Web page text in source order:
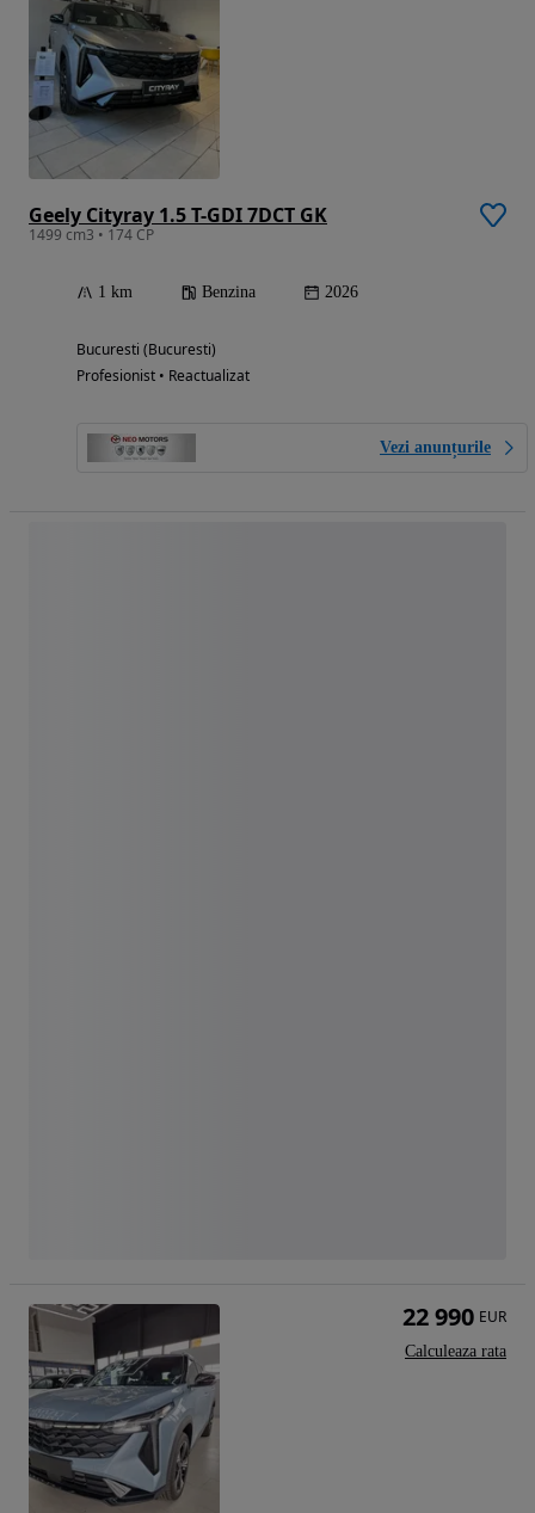
Geely Cityray 1.5 T-GDI 7DCT GK
1499 cm3 • 174 CP
1 km Benzina 2026
Bucuresti (Bucuresti)
Profesionist • Reactualizat
Vezi anunțurile
22 990 EUR
Calculeaza rata